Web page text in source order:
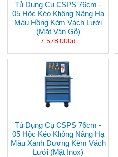
Tủ Dụng Cụ CSPS 76cm -
05 Hộc Kéo Không Nâng Hạ
Màu Hồng Kèm Vách Lưới
(mặt Ván Gỗ)
7.578.000đ
Tủ Dụng Cụ CSPS 76cm -
05 Hộc Kéo Không Nâng Hạ
Màu Xanh Dương Kèm Vách
Lưới (mặt Inox)